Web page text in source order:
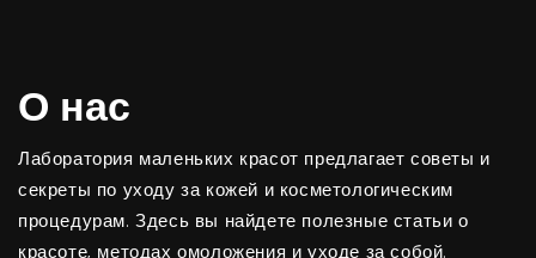
О нас
Лаборатория маленьких красот предлагает советы и
секреты по уходу за кожей и косметологическим
процедурам. Здесь вы найдете полезные статьи о
красоте, методах омоложения и уходе за собой.